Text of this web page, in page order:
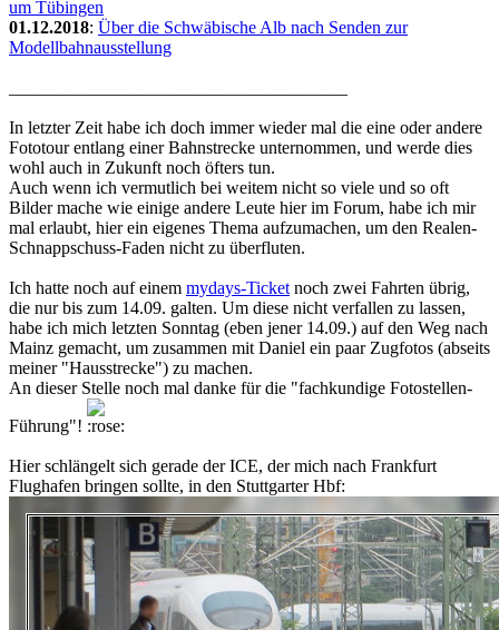
um Tübingen
01.12.2018: Über die Schwäbische Alb nach Senden zur
Modellbahnausstellung
In letzter Zeit habe ich doch immer wieder mal die eine oder andere
Fototour entlang einer Bahnstrecke unternommen, und werde dies
wohl auch in Zukunft noch öfters tun.
Auch wenn ich vermutlich bei weitem nicht so viele und so oft
Bilder mache wie einige andere Leute hier im Forum, habe ich mir
mal erlaubt, hier ein eigenes Thema aufzumachen, um den Realen-
Schnappschuss-Faden nicht zu überfluten.
Ich hatte noch auf einem mydays-Ticket noch zwei Fahrten übrig,
die nur bis zum 14.09. galten. Um diese nicht verfallen zu lassen,
habe ich mich letzten Sonntag (eben jener 14.09.) auf den Weg nach
Mainz gemacht, um zusammen mit Daniel ein paar Zugfotos (abseits
meiner "Hausstrecke") zu machen.
An dieser Stelle noch mal danke für die "fachkundige Fotostellen-
Führung"!
Hier schlängelt sich gerade der ICE, der mich nach Frankfurt
Flughafen bringen sollte, in den Stuttgarter Hbf: